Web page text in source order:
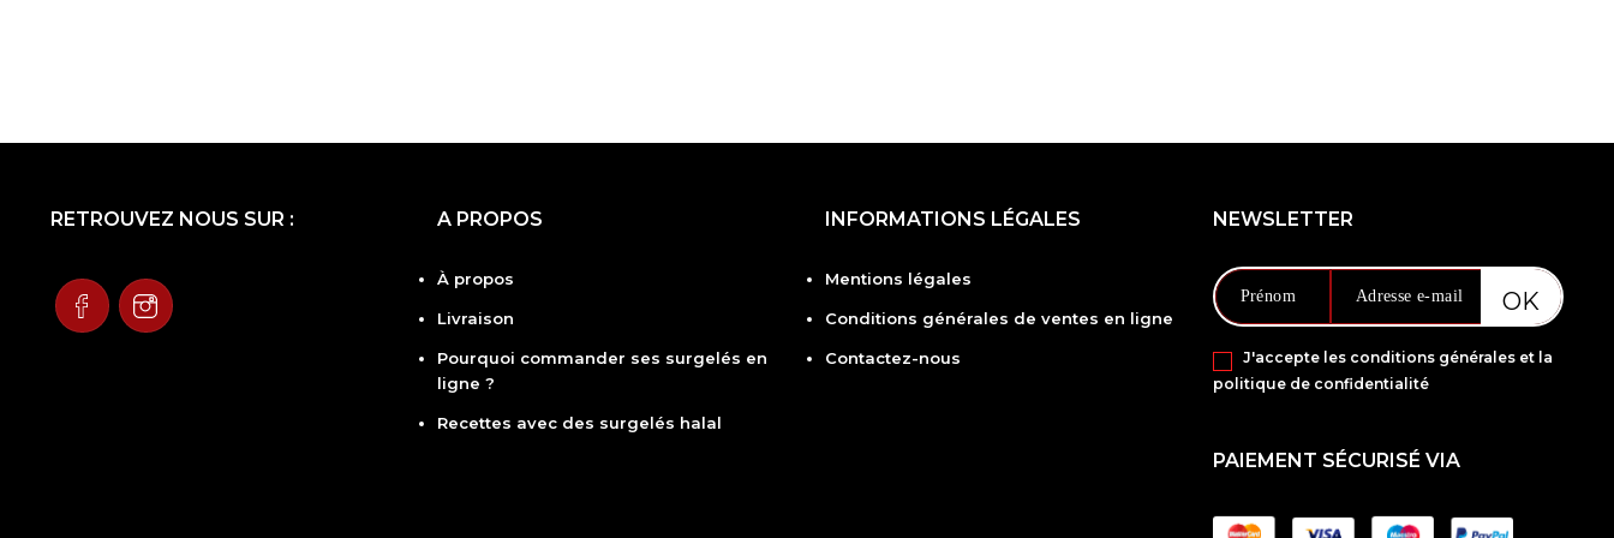
RETROUVEZ NOUS SUR : A PROPOS
À propos
Livraison
Pourquoi commander ses surgelés en
ligne ?
Recettes avec des surgelés halal
INFORMATIONS LÉGALES
Mentions légales
Conditions générales de ventes en ligne
Contactez-nous
NEWSLETTER
J'accepte les conditions générales et la
politique de confidentialité
PAIEMENT SÉCURISÉ VIA